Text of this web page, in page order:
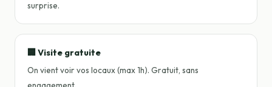
surprise.
🏢 Visite gratuite
On vient voir vos locaux (max 1h). Gratuit, sans